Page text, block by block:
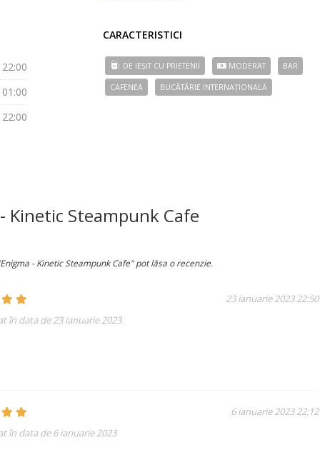
CARACTERISTICI
DE IEȘIT CU PRIETENII MODERAT BAR
CAFENEA BUCÃTÃRIE INTERNAȚIONALĂ
Kinetic Steampunk Cafe
- Kinetic Steampunk Cafe" pot lăsa o recenzie.
23 ianuarie 2023 22:50
în data de 23 ianuarie 2023
6 ianuarie 2023 22:12
în data de 6 ianuarie 2023